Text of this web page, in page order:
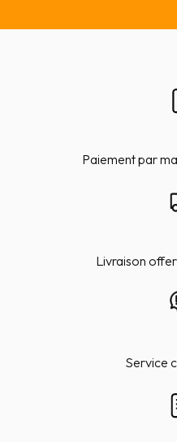
Paiement par
Livraison
Service